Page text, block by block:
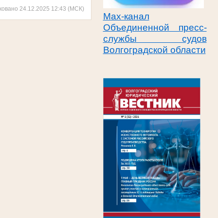
Max-канал
Объединенной пресс-
службы судов
Волгоградской области
24.12.2025 12:43 (МСК)